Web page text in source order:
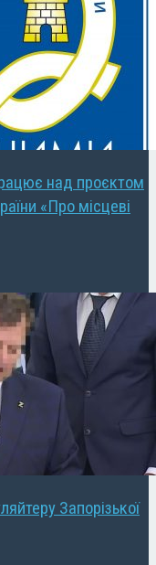
над проєктом
«Про місцеві
Запорізької